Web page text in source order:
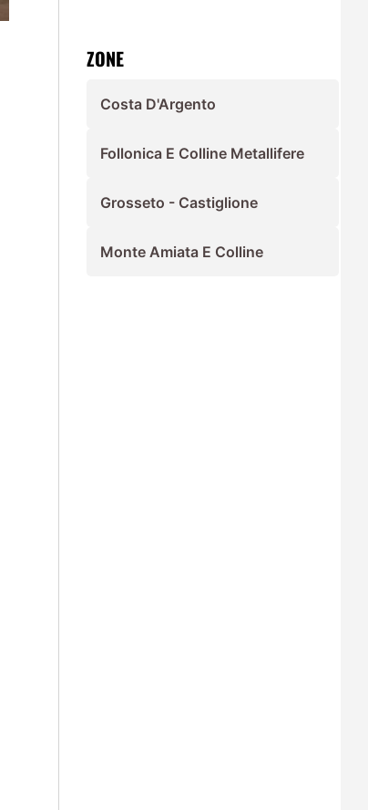
ZONE
Costa D'Argento
Follonica E Colline Metallifere
Grosseto - Castiglione
Monte Amiata E Colline